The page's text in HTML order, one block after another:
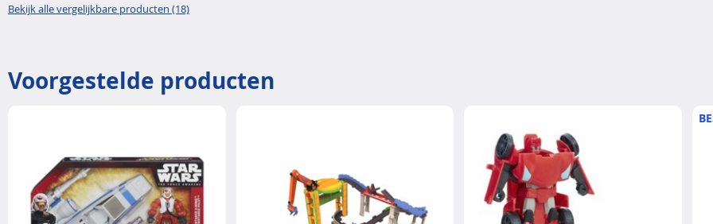
Bekijk alle vergelijkbare producten (18)
Voorgestelde producten